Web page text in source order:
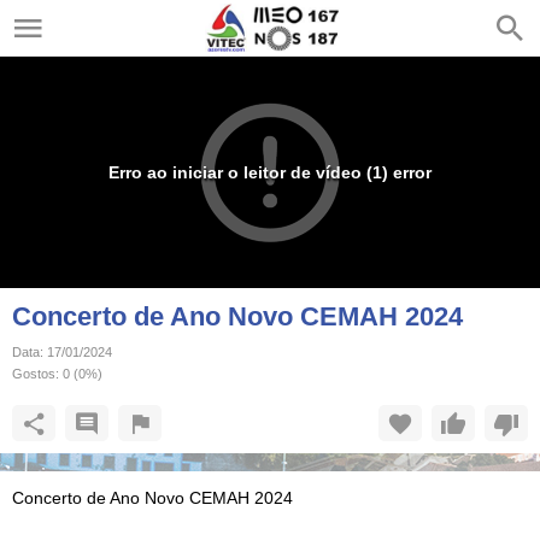
Erro ao iniciar o leitor de vídeo (1) error
Concerto de Ano Novo CEMAH 2024
Data: 17/01/2024
Gostos: 0 (0%)
Concerto de Ano Novo CEMAH 2024